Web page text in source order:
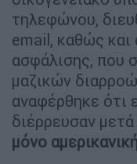
τηλεφώνου,
email, καθώς και
ασφάλισης, που
μαζικών
αναφέρθηκε ότι
διέρρευσαν
μόνο